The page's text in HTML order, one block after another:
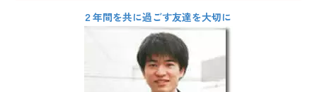
２年間を共に過ごす友達を大切に